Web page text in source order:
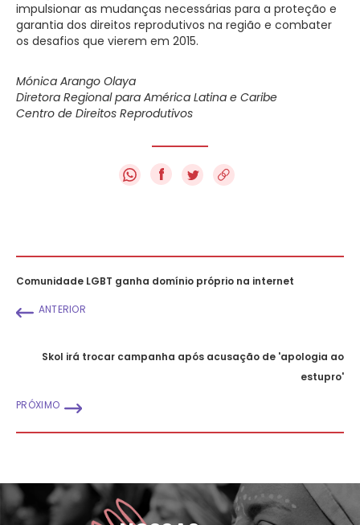
impulsionar as mudanças necessárias para a proteção e
garantia dos direitos reprodutivos na região e combater
os desafios que vierem em 2015.
Mónica Arango Olaya
Diretora Regional para América Latina e Caribe
Centro de Direitos Reprodutivos
f
Comunidade LGBT ganha domínio próprio na internet
ANTERIOR
Skol irá trocar campanha após acusação de 'apologia ao
estupro'
PRÓXIMO